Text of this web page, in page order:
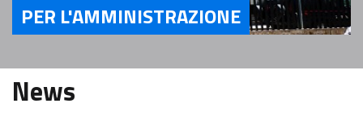
PER L'AMMINISTRAZIONE
News